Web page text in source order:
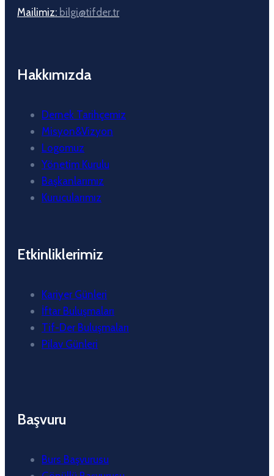
Mailimiz: bilgi@tifder.tr
Hakkımızda
Dernek Tarihçemiz
Misyon&Vizyon
Logomuz
Yönetim Kurulu
Başkanlarımız
Kurucularımız
Etkinliklerimiz
Kariyer Günleri
İftar Buluşmaları
Tif-Der Buluşmaları
Pilav Günleri
Başvuru
Burs Başvurusu